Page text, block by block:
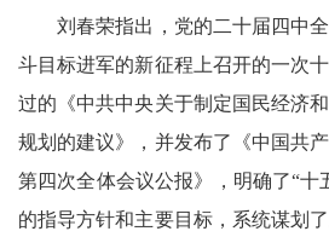
刘春荣指出，党的二十届四中全
斗目标进军的新征程上召开的一次
过的《中共中央关于制定国民经济
规划的建议》，并发布了《中国共
第四次全体会议公报》，明确了“十
的指导方针和主要目标，系统谋划